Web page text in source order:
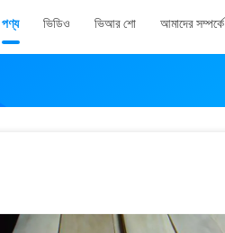
পণ্য ভিডিও ভিআর শো আমাদের সম্পর্কে